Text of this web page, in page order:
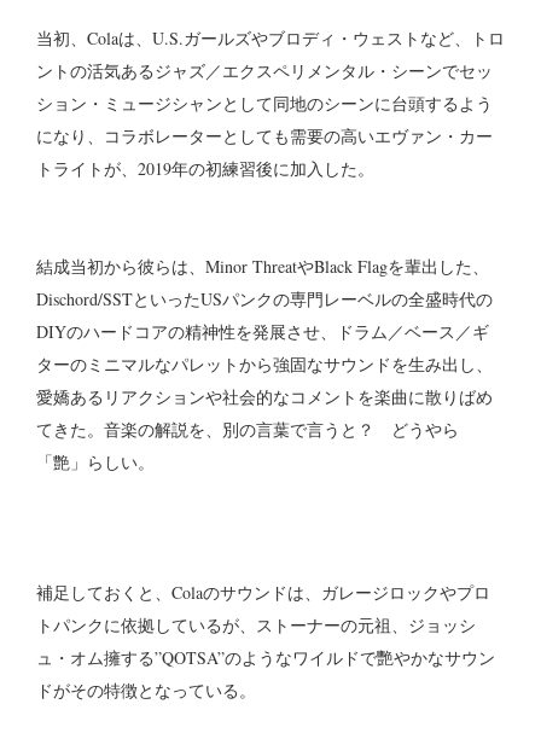
当初、Colaは、U.S.ガールズやブロディ・ウェストなど、トロ
ントの活気あるジャズ／エクスペリメンタル・シーンでセッ
ション・ミュージシャンとして同地のシーンに台頭するよう
になり、コラボレーターとしても需要の高いエヴァン・カー
トライトが、2019年の初練習後に加入した。
結成当初から彼らは、Minor ThreatやBlack Flagを輩出した、
Dischord/SSTといったUSパンクの専門レーベルの全盛時代の
DIYのハードコアの精神性を発展させ、ドラム／ベース／ギ
ターのミニマルなパレットから強固なサウンドを生み出し、
愛嬌あるリアクションや社会的なコメントを楽曲に散りばめ
てきた。音楽の解説を、別の言葉で言うと？ どうやら
「艶」らしい。
補足しておくと、Colaのサウンドは、ガレージロックやプロ
トパンクに依拠しているが、ストーナーの元祖、ジョッシ
ュ・オム擁する”QOTSA”のようなワイルドで艷やかなサウン
ドがその特徴となっている。